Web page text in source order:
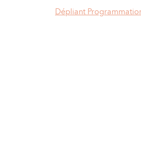
Dépliant